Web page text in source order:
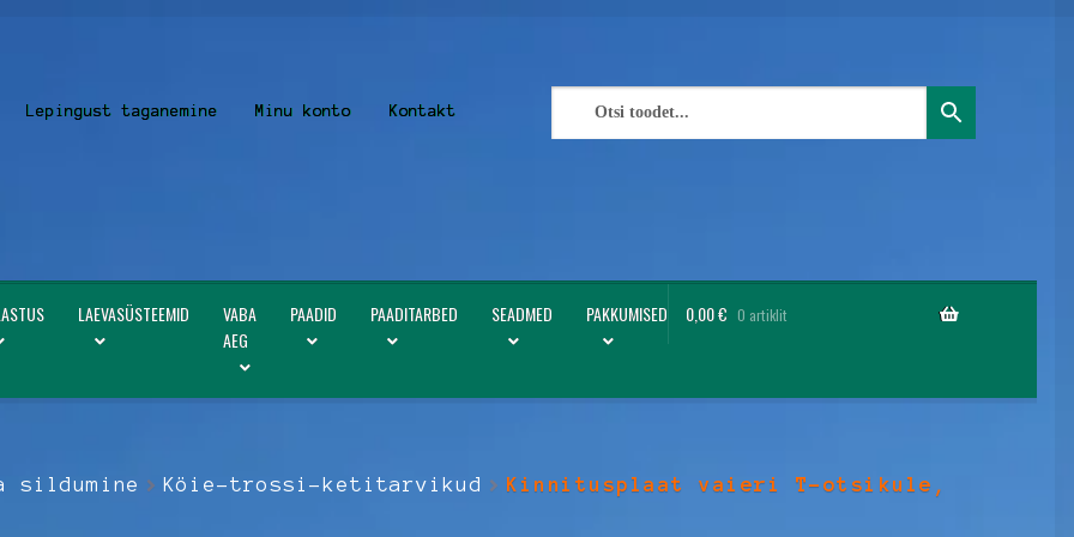
Lepingust taganemine Minu konto Kontakt
LAEVASÜSTEEMID
VABA
AEG
PAADID PAADITARBED SEADMED PAKKUMISED 0,00€ 0 artiklit
sildumine Köie-trossi-ketitarvikud
Kinnitusplaat vaieri T-otsikule,